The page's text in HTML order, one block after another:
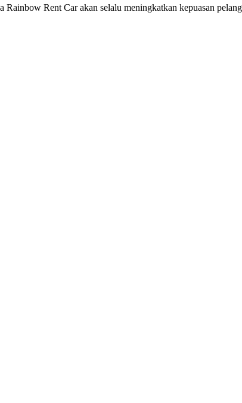
Rent Car akan selalu meningkatkan kepuasan